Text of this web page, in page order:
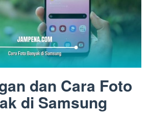
dan Cara Foto
di Samsung